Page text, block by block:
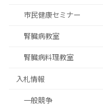
市民健康セミナー
腎臓病教室
腎臓病料理教室
入札情報
一般競争